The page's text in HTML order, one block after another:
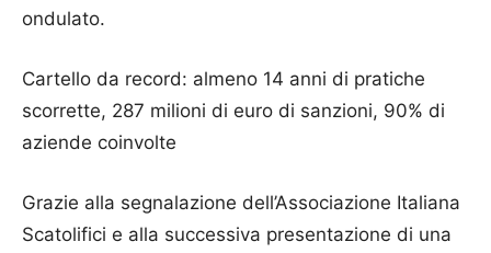
ondulato.
Cartello da record: almeno 14 anni di pratiche
scorrette, 287 milioni di euro di sanzioni, 90% di
aziende coinvolte
Grazie alla segnalazione dell’Associazione Italiana
Scatolifici e alla successiva presentazione di una